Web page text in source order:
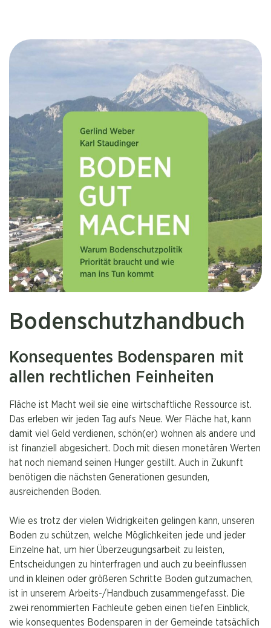
Bodenschutzhandbuch
Konsequentes Bodensparen mit
allen rechtlichen Feinheiten
Fläche ist Macht weil sie eine wirtschaftliche Ressource ist.
Das erleben wir jeden Tag aufs Neue. Wer Fläche hat, kann
damit viel Geld verdienen, schön(er) wohnen als andere und
ist finanziell abgesichert. Doch mit diesen monetären Werten
hat noch niemand seinen Hunger gestillt. Auch in Zukunft
benötigen die nächsten Generationen gesunden,
ausreichenden Boden.
Wie es trotz der vielen Widrigkeiten gelingen kann, unseren
Boden zu schützen, welche Möglichkeiten jede und jeder
Einzelne hat, um hier Überzeugungsarbeit zu leisten,
Entscheidungen zu hinterfragen und auch zu beeinflussen
und in kleinen oder größeren Schritte Boden gutzumachen,
ist in unserem Arbeits-/Handbuch zusammengefasst. Die
zwei renommierten Fachleute geben einen tiefen Einblick,
wie konsequentes Bodensparen in der Gemeinde tatsächlich